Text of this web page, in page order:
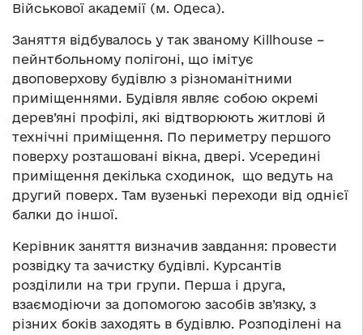
Військової академії (м. Одеса).
Заняття відбувалось у так званому Killhouse –
пейнтбольному полігоні, що імітує
двоповерхову будівлю з різноманітними
приміщеннями. Будівля являє собою окремі
дерев’яні профілі, які відтворюють житлові й
технічні приміщення. По периметру першого
поверху розташовані вікна, двері. Усередині
приміщення декілька сходинок, що ведуть на
другий поверх. Там вузенькі переходи від однієї
балки до іншої.
Керівник заняття визначив завдання: провести
розвідку та зачистку будівлі. Курсантів
розділили на три групи. Перша і друга,
взаємодіючи за допомогою засобів зв’язку, з
різних боків заходять в будівлю. Розподілені на